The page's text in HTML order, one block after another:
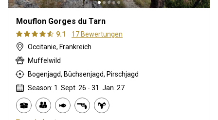
Mouflon Gorges du Tarn
9.1
17 Bewertungen
Occitanie, Frankreich
Muffelwild
Bogenjagd, Büchsenjagd, Pirschjagd
Season: 1. Sept. 26 - 31. Jan. 27